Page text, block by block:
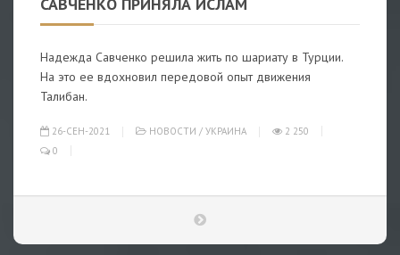
САВЧЕНКО ПРИНЯЛА ИСЛАМ
Надежда Савченко решила жить по шариату в Турции.
На это ее вдохновил передовой опыт движения
Талибан.
26-СЕН-2021 НОВОСТИ / УКРАИНА
2 250
0